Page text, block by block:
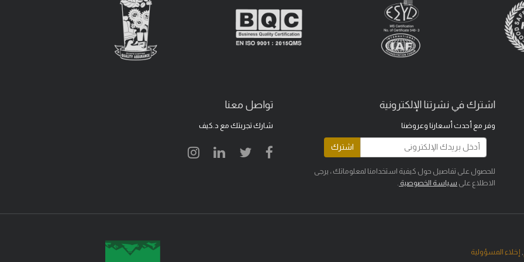
اشترك في نشرتنا الإلكترونية
وفر مع أحدث أسعارنا وعروضنا
اشترك
للحصول على تفاصيل حول كيفية استخدامنا لمعلوماتك ، يرجى
الاطلاع على سياسة الخصوصية
تواصل معنا
شارك تجربتك مع د.كيف
إخلاء المسؤولية